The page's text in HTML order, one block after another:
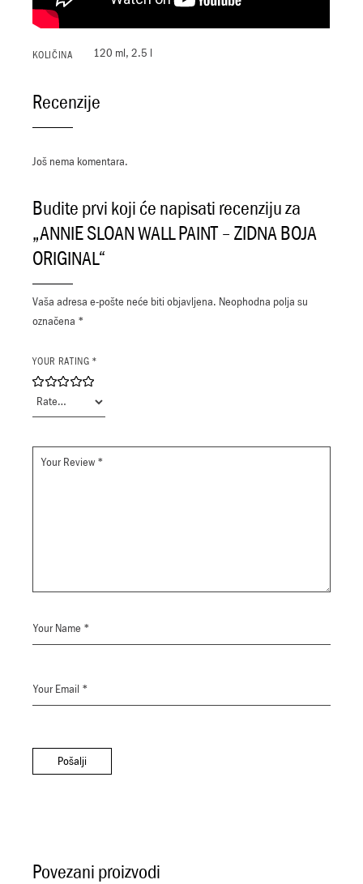
KOLIČINA 120 ml, 2.5 l
Recenzije
Još nema komentara.
Budite prvi koji će napisati recenziju za
„ANNIE SLOAN WALL PAINT – ZIDNA BOJA
ORIGINAL“
Vaša adresa e-pošte neće biti objavljena. Neophodna polja su
označena *
YOUR RATING *
Pošalji
Povezani proizvodi